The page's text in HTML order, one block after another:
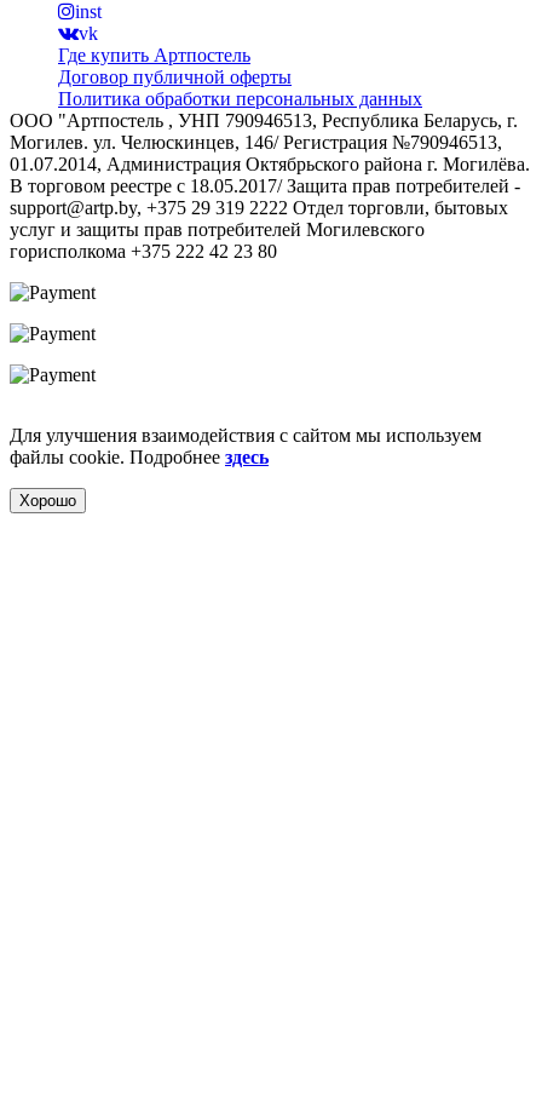
inst
vk
Где купить Артпостель
Договор публичной оферты
Политика обработки персональных данных
ООО "Артпостель , УНП 790946513, Республика Беларусь, г.
Могилев. ул. Челюскинцев, 146/ Регистрация №790946513,
01.07.2014, Администрация Октябрьского района г. Могилёва.
В торговом реестре с 18.05.2017/ Защита прав потребителей -
support@artp.by, +375 29 319 2222 Отдел торговли, бытовых
услуг и защиты прав потребителей Могилевского
горисполкома +375 222 42 23 80
Для улучшения взаимодействия с сайтом мы используем
файлы cookie. Подробнее здесь
Хорошо